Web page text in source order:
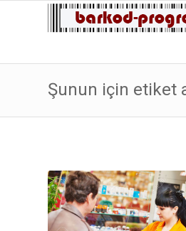
Şunun için etiket